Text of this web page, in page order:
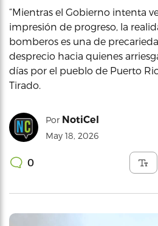
“Mientras el Gobierno intenta
impresión de progreso, la
bomberos es una de
desprecio hacia quienes
días por el pueblo de Puerto
Tirado.
Por NotiCel
May 18, 2026
0